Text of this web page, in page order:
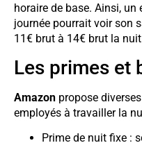
horaire de base. Ainsi, un
journée pourrait voir son
11€ brut à 14€ brut la
Les primes et
Amazon propose
employés à travailler la
Prime de nuit fixe :